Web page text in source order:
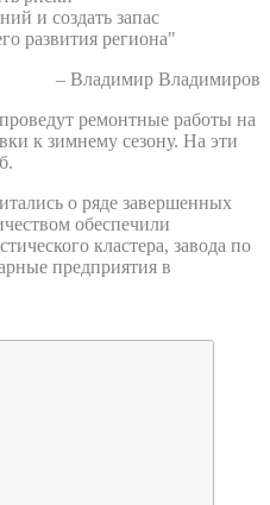
и создать запас
развития региона"
– Владимир Владимиров
ремонтные работы на
к зимнему сезону. На эти
о ряде завершенных
обеспечили
кластера, завода по
предприятия в